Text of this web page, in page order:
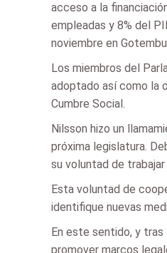
acceso a la
empleadas y 8% del
noviembre en
Los miembros del
adoptado así como la
Cumbre Social.
Nilsson hizo un
próxima legislatura.
su voluntad de
Esta voluntad de
identifique nuevas
En este sentido, y tras
promover marcos